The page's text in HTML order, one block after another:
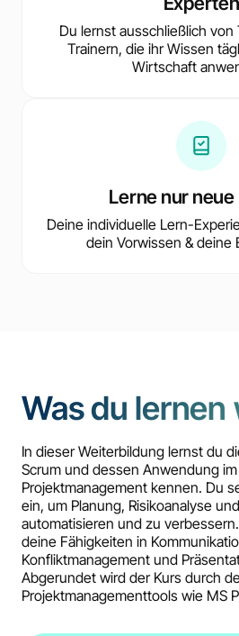
Du lernst ausschließlich
Trainern, die ihr Wissen
Wirtschaft
Lerne nur neue
Deine individuelle Lern-
dein Vorwissen & deine
Was du lernen
In dieser Weiterbildung lernst du
Scrum und dessen Anwendung
Projektmanagement kennen. Du
ein, um Planung, Risikoanalyse
automatisieren und zu
deine Fähigkeiten in
Konfliktmanagement und
Abgerundet wird der Kurs durch
Projektmanagementtools wie MS